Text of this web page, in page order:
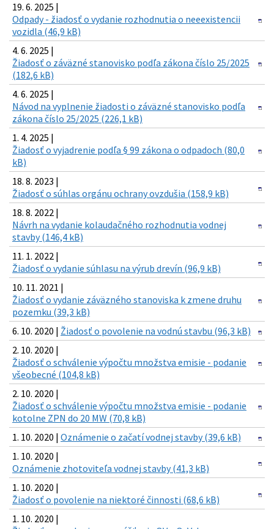
19. 6. 2025 |
Odpady - žiadosť o vydanie rozhodnutia o neeexistencii
vozidla (46,9 kB)
4. 6. 2025 |
Žiadosť o záväzné stanovisko podľa zákona číslo 25/2025
(182,6 kB)
4. 6. 2025 |
Návod na vyplnenie žiadosti o záväzné stanovisko podľa
zákona číslo 25/2025 (226,1 kB)
1. 4. 2025 |
Žiadosť o vyjadrenie podľa § 99 zákona o odpadoch (80,0
kB)
18. 8. 2023 |
Žiadosť o súhlas orgánu ochrany ovzdušia (158,9 kB)
18. 8. 2022 |
Návrh na vydanie kolaudačného rozhodnutia vodnej
stavby (146,4 kB)
11. 1. 2022 |
Žiadosť o vydanie súhlasu na výrub drevín (96,9 kB)
10. 11. 2021 |
Žiadosť o vydanie záväzného stanoviska k zmene druhu
pozemku (39,3 kB)
6. 10. 2020 | Žiadosť o povolenie na vodnú stavbu (96,3 kB)
2. 10. 2020 |
Žiadosť o schválenie výpočtu množstva emisie - podanie
všeobecné (104,8 kB)
2. 10. 2020 |
Žiadosť o schválenie výpočtu množstva emisie - podanie
kotolne ZPN do 20 MW (70,8 kB)
1. 10. 2020 | Oznámenie o začatí vodnej stavby (39,6 kB)
1. 10. 2020 |
Oznámenie zhotoviteľa vodnej stavby (41,3 kB)
1. 10. 2020 |
Žiadosť o povolenie na niektoré činnosti (68,6 kB)
1. 10. 2020 |